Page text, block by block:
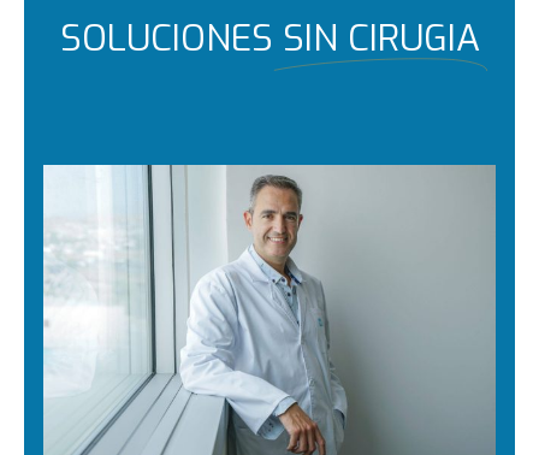
SOLUCIONES SIN CIRUGIA